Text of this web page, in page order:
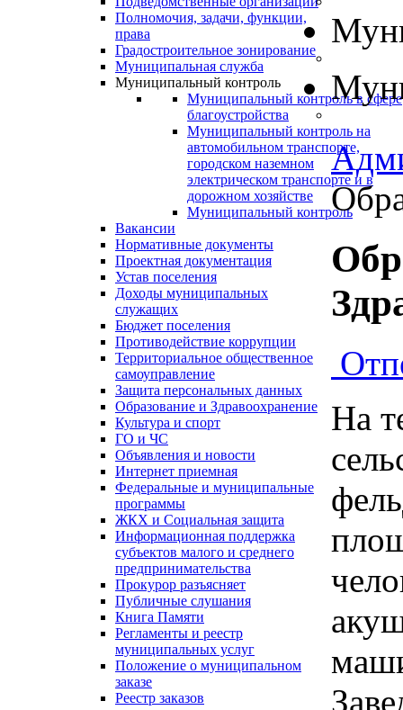
Полномочия, задачи, функции,
права
Градостроительное зонирование
Муниципальная служба
Муниципальный контроль
Муниципальный контроль в сфере
благоустройства
Муниципальный контроль на
автомобильном транспорте,
городском наземном
электрическом транспорте и в
дорожном хозяйстве
Муниципальный контроль
Вакансии
Нормативные документы
Проектная документация
Устав поселения
Доходы муниципальных
служащих
Бюджет поселения
Противодействие коррупции
Территориальное общественное
самоуправление
Защита персональных данных
Образование и Здравоохранение
Культура и спорт
ГО и ЧС
Объявления и новости
Интернет приемная
Федеральные и муниципальные
программы
ЖКХ и Социальная защита
Информационная поддержка
субъектов малого и среднего
предпринимательства
Прокурор разъясняет
Публичные слушания
Книга Памяти
Регламенты и реестр
муниципальных услуг
Положение о муниципальном
заказе
Реестр заказов
На